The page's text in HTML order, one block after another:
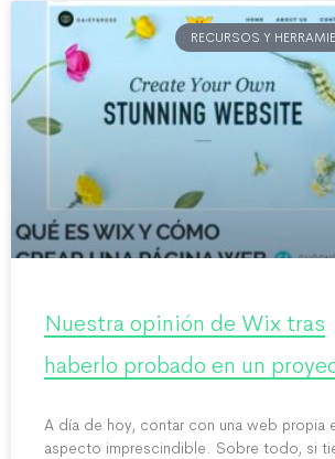
RECURSOS Y
Nuestra opinión de Wix tras
haberlo probado en un
A día de hoy, contar con una web propia
aspecto imprescindible. Sobre todo, si